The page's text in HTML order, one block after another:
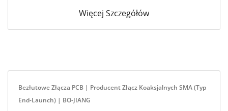
Więcej Szczegółów
Bezłutowe Złącza PCB | Producent Złącz Koaksjalnych SMA (typ
End-Launch) | BO-JIANG